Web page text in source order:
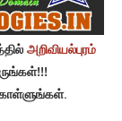
அறிவியல்புரம்